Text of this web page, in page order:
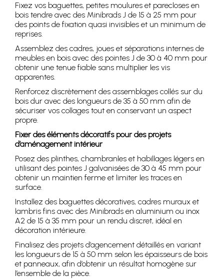
Fixez vos baguettes, petites moulures et parecloses en
bois tendre avec des Minibrads J de 15 à 25 mm pour
des points de fixation quasi invisibles et un minimum de
reprises.
Assemblez des cadres, joues et séparations internes de
meubles en bois avec des pointes J de 30 à 40 mm pour
obtenir une tenue fiable sans multiplier les vis
apparentes.
Renforcez discrètement des assemblages collés sur du
bois dur avec des longueurs de 35 à 50 mm afin de
sécuriser vos collages tout en conservant un aspect
propre.
Fixer des éléments décoratifs pour des projets
d’aménagement intérieur
Posez des plinthes, chambranles et habillages légers en
utilisant des pointes J galvanisées de 30 à 45 mm pour
obtenir un maintien ferme et limiter les traces en
surface.
Installez des baguettes décoratives, cadres muraux et
lambris fins avec des Minibrads en aluminium ou inox
A2 de 15 à 35 mm pour un rendu discret, idéal en
décoration intérieure.
Finalisez des projets d’agencement détaillés en variant
les longueurs de 15 à 50 mm selon les épaisseurs de bois
et panneaux, afin d’obtenir un résultat homogène sur
l’ensemble de la pièce.